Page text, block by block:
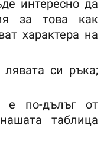
интересно да
за това как
характера на
си ръка;
е по-дълъг от
таблица